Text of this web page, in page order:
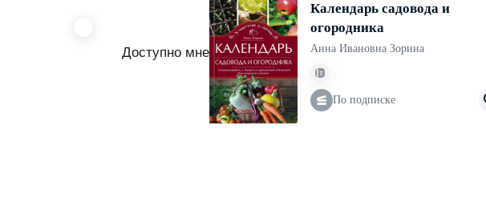
Доступно мне
Календарь садовода и
огородника
Анна Ивановна Зорина
По подписке